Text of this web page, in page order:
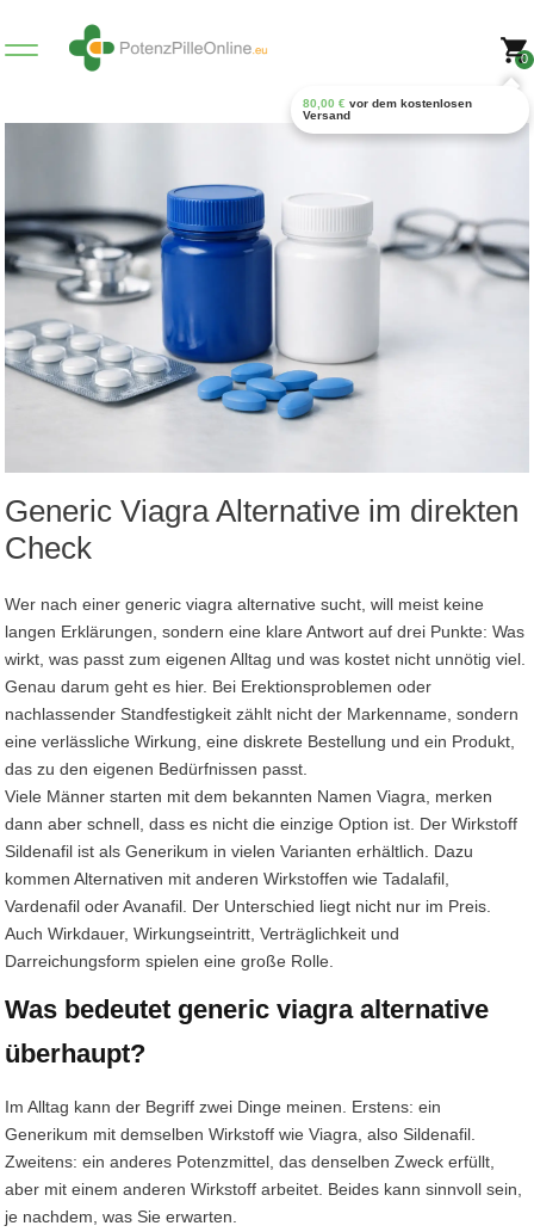
0
80,00 € vor dem kostenlosen
Versand
Generic Viagra Alternative im direkten
Check
Wer nach einer generic viagra alternative sucht, will meist keine
langen Erklärungen, sondern eine klare Antwort auf drei Punkte: Was
wirkt, was passt zum eigenen Alltag und was kostet nicht unnötig viel.
Genau darum geht es hier. Bei Erektionsproblemen oder
nachlassender Standfestigkeit zählt nicht der Markenname, sondern
eine verlässliche Wirkung, eine diskrete Bestellung und ein Produkt,
das zu den eigenen Bedürfnissen passt.
Viele Männer starten mit dem bekannten Namen Viagra, merken
dann aber schnell, dass es nicht die einzige Option ist. Der Wirkstoff
Sildenafil ist als Generikum in vielen Varianten erhältlich. Dazu
kommen Alternativen mit anderen Wirkstoffen wie Tadalafil,
Vardenafil oder Avanafil. Der Unterschied liegt nicht nur im Preis.
Auch Wirkdauer, Wirkungseintritt, Verträglichkeit und
Darreichungsform spielen eine große Rolle.
Was bedeutet generic viagra alternative
überhaupt?
Im Alltag kann der Begriff zwei Dinge meinen. Erstens: ein
Generikum mit demselben Wirkstoff wie Viagra, also Sildenafil.
Zweitens: ein anderes Potenzmittel, das denselben Zweck erfüllt,
aber mit einem anderen Wirkstoff arbeitet. Beides kann sinnvoll sein,
je nachdem, was Sie erwarten.